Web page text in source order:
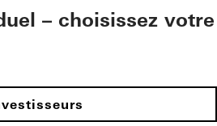
– choisissez votre